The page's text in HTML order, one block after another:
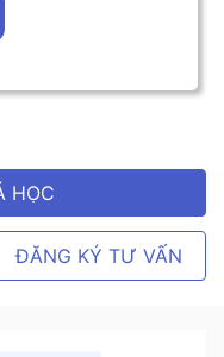
HỌC
ĐĂNG KÝ TƯ VẤN